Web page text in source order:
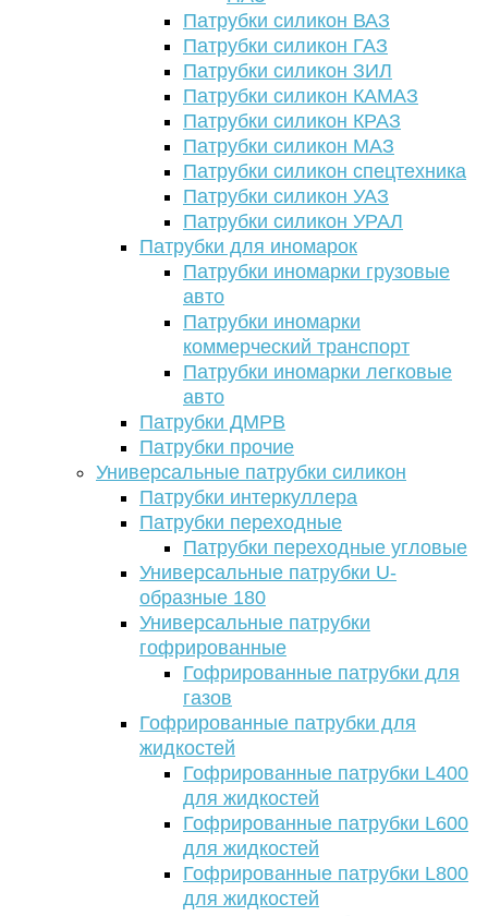
Патрубки силикон ВАЗ
Патрубки силикон ГАЗ
Патрубки силикон ЗИЛ
Патрубки силикон КАМАЗ
Патрубки силикон КРАЗ
Патрубки силикон МАЗ
Патрубки силикон спецтехника
Патрубки силикон УАЗ
Патрубки силикон УРАЛ
Патрубки для иномарок
Патрубки иномарки грузовые
авто
Патрубки иномарки
коммерческий транспорт
Патрубки иномарки легковые
авто
Патрубки ДМРВ
Патрубки прочие
Универсальные патрубки силикон
Патрубки интеркуллера
Патрубки переходные
Патрубки переходные угловые
Универсальные патрубки U-
образные 180
Универсальные патрубки
гофрированные
Гофрированные патрубки для
газов
Гофрированные патрубки для
жидкостей
Гофрированные патрубки L400
для жидкостей
Гофрированные патрубки L600
для жидкостей
Гофрированные патрубки L800
для жидкостей